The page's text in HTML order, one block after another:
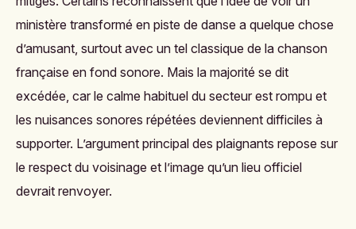
ministère transformé en piste de danse a quelque chose
d’amusant, surtout avec un tel classique de la chanson
française en fond sonore. Mais la majorité se dit
excédée, car le calme habituel du secteur est rompu et
les nuisances sonores répétées deviennent difficiles à
supporter. L’argument principal des plaignants repose sur
le respect du voisinage et l’image qu’un lieu officiel
devrait renvoyer.